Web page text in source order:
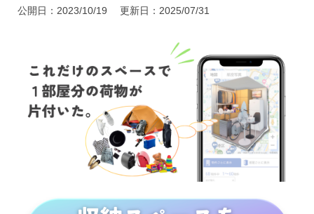
公開日：2023/10/19 更新日：2025/07/31